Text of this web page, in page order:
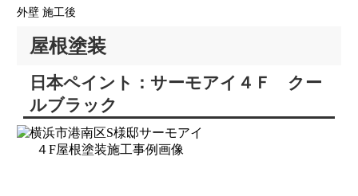
外壁 施工後
屋根塗装
日本ペイント：サーモアイ４Ｆ クー
ルブラック